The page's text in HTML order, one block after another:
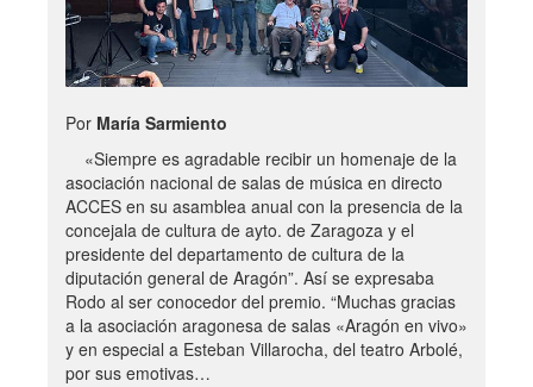
Por María Sarmiento
«Siempre es agradable recibir un homenaje de la
asociación nacional de salas de música en directo
ACCES en su asamblea anual con la presencia de la
concejala de cultura de ayto. de Zaragoza y el
presidente del departamento de cultura de la
diputación general de Aragón”. Así se expresaba
Rodo al ser conocedor del premio. “Muchas gracias
a la asociación aragonesa de salas «Aragón en vivo»
y en especial a Esteban Villarocha, del teatro Arbolé,
por sus emotivas…